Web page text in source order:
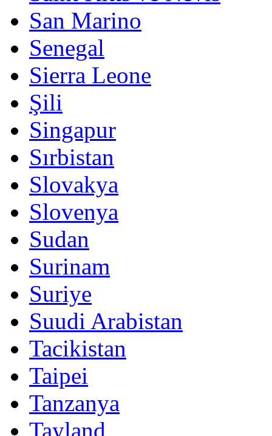
San Marino
Senegal
Sierra Leone
Şili
Singapur
Sırbistan
Slovakya
Slovenya
Sudan
Surinam
Suriye
Suudi Arabistan
Tacikistan
Taipei
Tanzanya
Tayland